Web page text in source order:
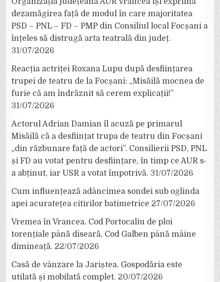
dezamăgirea față de modul în care majoritatea
PSD – PNL – FD – PMP din Consiliul local Focșani a
înțeles să distrugă arta teatrală din județ.
31/07/2026
Reacția actriței Roxana Lupu după desființarea
trupei de teatru de la Focșani: „Misăilă mocnea de
furie că am îndrăznit să cerem explicații!”
31/07/2026
Actorul Adrian Damian îl acuză pe primarul
Misăilă că a desființat trupa de teatru din Focșani
„din răzbunare față de actori”. Consilierii PSD, PNL
și FD au votat pentru desființare, în timp ce AUR s-
a abținut, iar USR a votat împotrivă. 31/07/2026
Cum influențează adâncimea sondei sub oglinda
apei acuratețea citirilor batimetrice 27/07/2026
Vremea în Vrancea. Cod Portocaliu de ploi
torențiale până diseară, Cod Galben până mâine
dimineață. 22/07/2026
Casă de vânzare la Jariștea. Gospodăria este
utilată și mobilată complet. 20/07/2026